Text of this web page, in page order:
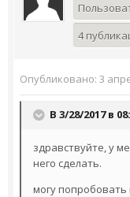
4
Опубликовано: 3
В 3/28/2017 в
здравствуйте, у
него сделать.
могу попробовать